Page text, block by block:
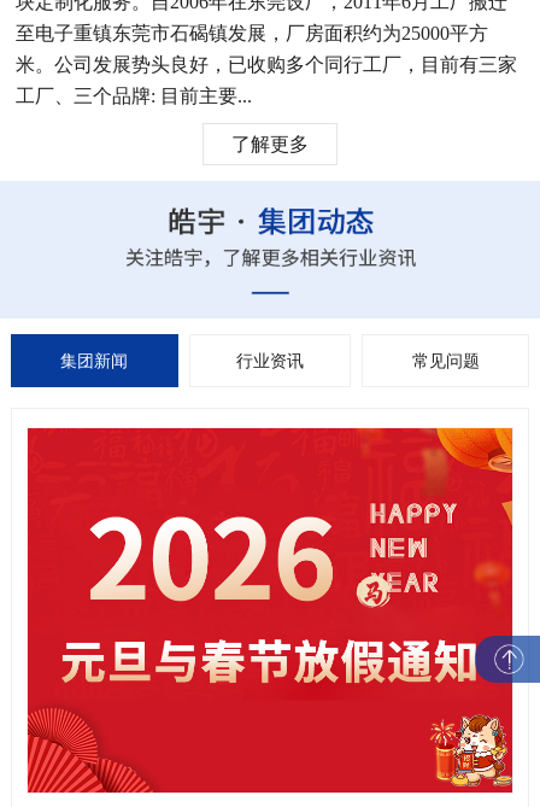
至电子重镇东莞市石碣镇发展，厂房面积约为25000平方
米。公司发展势头良好，已收购多个同行工厂，目前有三家
工厂、三个品牌: 目前主要...
了解更多
集团新闻 行业资讯 常见问题